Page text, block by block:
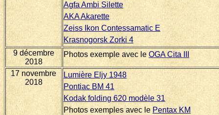
Agfa Ambi Silette
AKA Akarette
Zeiss Ikon Contessamatic E
Krasnogorsk Zorki 4
9 décembre
2018
Photos exemple avec le OGA Cita III
17 novembre
2018
Lumière Eljy 1948
Pontiac BM 41
Kodak folding 620 modèle 31
Photos exemples avec le Pentax KM